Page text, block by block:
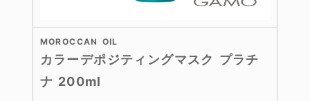
MOROCCAN OIL
カラーデポジティングマスク プラチ
ナ 200ml